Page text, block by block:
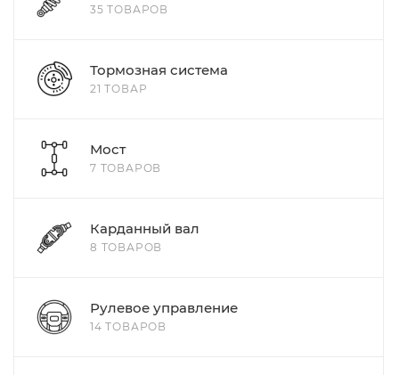
35 ТОВАРОВ
Тормозная система
21 ТОВАР
Мост
7 ТОВАРОВ
Карданный вал
8 ТОВАРОВ
Рулевое управление
14 ТОВАРОВ